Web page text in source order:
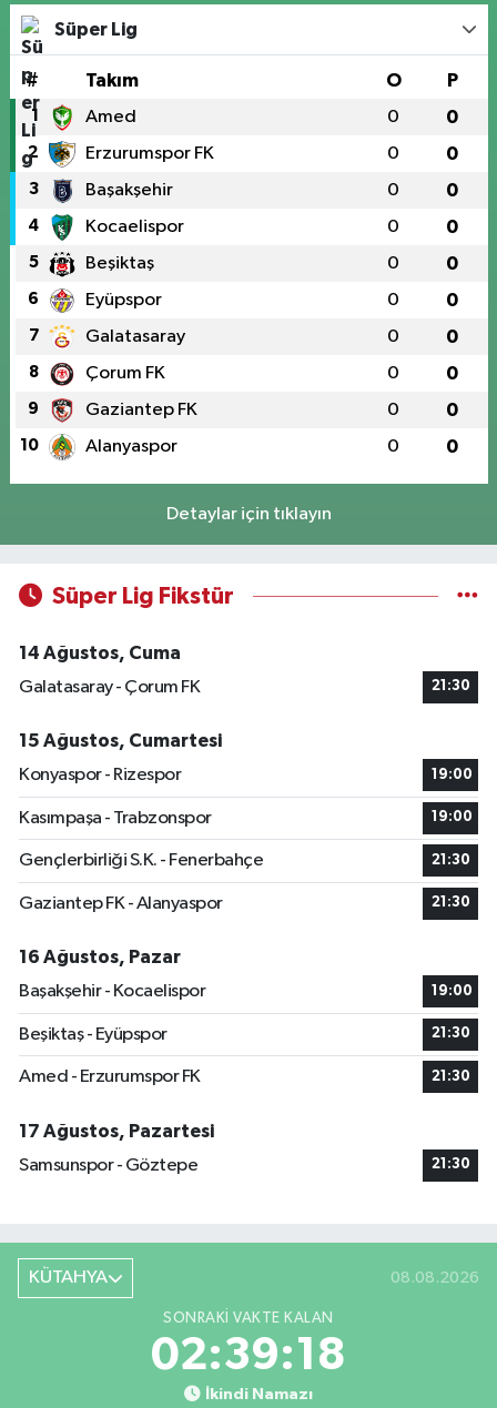
Süper Lig
# Takım O P
1 Amed 0 0
2 Erzurumspor FK 0 0
3 Başakşehir 0 0
4 Kocaelispor 0 0
5 Beşiktaş 0 0
6 Eyüpspor 0 0
7 Galatasaray 0 0
8 Çorum FK 0 0
9 Gaziantep FK 0 0
10 Alanyaspor 0 0
Detaylar için tıklayın
Süper Lig Fikstür
14 Ağustos, Cuma
Galatasaray - Çorum FK
21:30
15 Ağustos, Cumartesi
Konyaspor - Rizespor
19:00
Kasımpaşa - Trabzonspor 19:00
Gençlerbirliği S.K. - Fenerbahçe 21:30
Gaziantep FK - Alanyaspor 21:30
16 Ağustos, Pazar
Başakşehir - Kocaelispor
19:00
Beşiktaş - Eyüpspor 21:30
Amed - Erzurumspor FK 21:30
17 Ağustos, Pazartesi
Samsunspor - Göztepe
21:30
KÜTAHYA 08.08.2026
SONRAKI VAKTE KALAN
02:39:17
İkindi Namazı